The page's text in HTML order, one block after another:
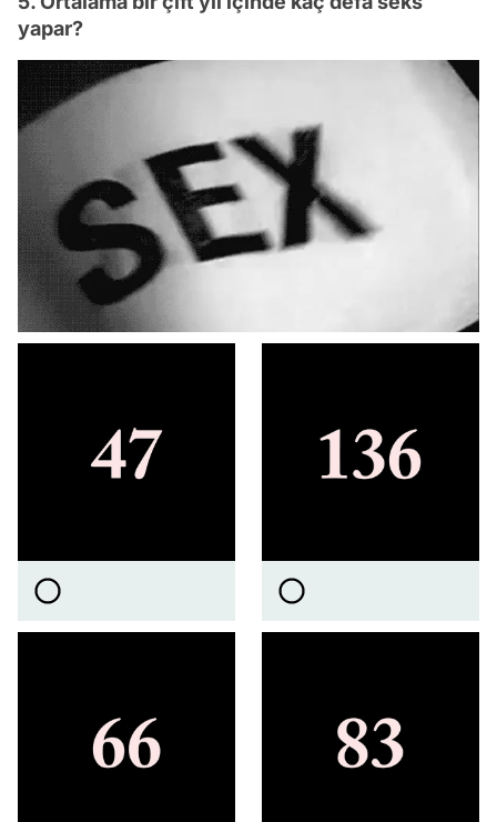
yapar?